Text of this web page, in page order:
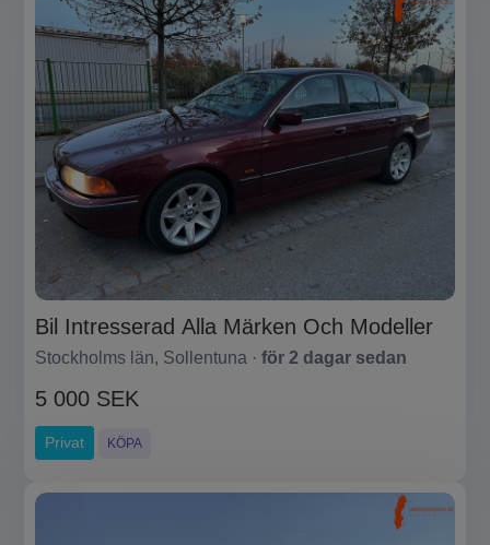
Bil Intresserad Alla Märken Och Modeller
Stockholms län, Sollentuna · för 2 dagar sedan
5 000 SEK
Privat KÖPA